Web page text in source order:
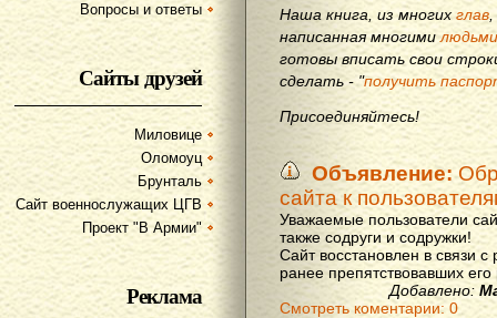
Вопросы и ответы
Сайты друзей
Миловице
Оломоуц
Брунталь
Сайт военнослужащих ЦГВ
Проект "В Армии"
Реклама
Наша книга, из многихглав
написанная многимилюдьми
готовы вписать свои
сделать - "получить
Присоединяйтесь!
Объявление:
сайта к
Уважаемые пользователи
также содруги и содружки!
Сайт восстановлен в связи
ранее препятствовавших
Добавлено:
Смотреть коментарии: 0